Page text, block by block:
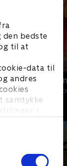
bedste
til at
data til
andres
samtykke
i
Linde på
Livsstil • 5